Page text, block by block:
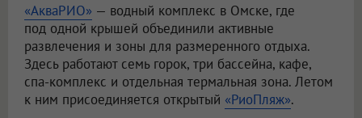
«АкваРИО» — водный комплекс в Омске, где
под одной крышей объединили активные
развлечения и зоны для размеренного отдыха.
Здесь работают семь горок, три бассейна, кафе,
спа-комплекс и отдельная термальная зона. Летом
к ним присоединяется открытый «РиоПляж».